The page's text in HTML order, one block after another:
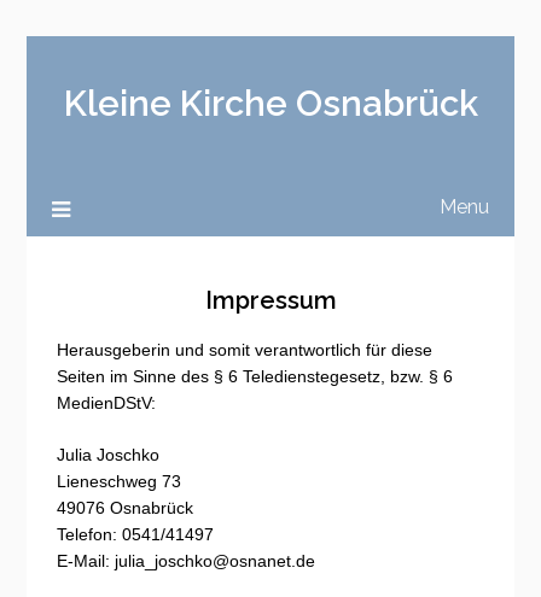
Kleine Kirche Osnabrück
Menu
Impressum
Herausgeberin und somit verantwortlich für diese
Seiten im Sinne des § 6 Teledienstegesetz, bzw. § 6
MedienDStV:
Julia Joschko
Lieneschweg 73
49076 Osnabrück
Telefon: 0541/41497
E-Mail: julia_joschko@osnanet.de